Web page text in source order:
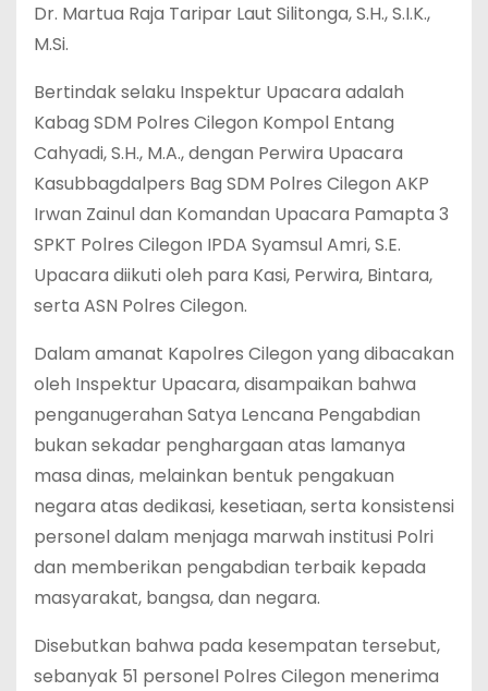
Dr. Martua Raja Taripar Laut Silitonga, S.H., S.I.K.,
M.Si.
Bertindak selaku Inspektur Upacara adalah
Kabag SDM Polres Cilegon Kompol Entang
Cahyadi, S.H., M.A., dengan Perwira Upacara
Kasubbagdalpers Bag SDM Polres Cilegon AKP
Irwan Zainul dan Komandan Upacara Pamapta 3
SPKT Polres Cilegon IPDA Syamsul Amri, S.E.
Upacara diikuti oleh para Kasi, Perwira, Bintara,
serta ASN Polres Cilegon.
Dalam amanat Kapolres Cilegon yang dibacakan
oleh Inspektur Upacara, disampaikan bahwa
penganugerahan Satya Lencana Pengabdian
bukan sekadar penghargaan atas lamanya
masa dinas, melainkan bentuk pengakuan
negara atas dedikasi, kesetiaan, serta konsistensi
personel dalam menjaga marwah institusi Polri
dan memberikan pengabdian terbaik kepada
masyarakat, bangsa, dan negara.
Disebutkan bahwa pada kesempatan tersebut,
sebanyak 51 personel Polres Cilegon menerima